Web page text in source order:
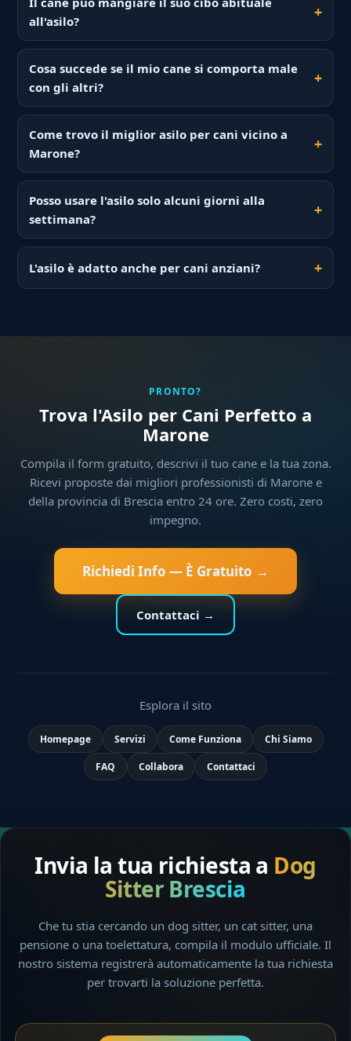
all'asilo?
Cosa succede se il mio cane si comporta male
con gli altri?
Come trovo il miglior asilo per cani vicino a
Marone?
Posso usare l'asilo solo alcuni giorni alla
settimana?
L'asilo è adatto anche per cani anziani?
PRONTO?
Trova l'Asilo per Cani Perfetto a
Marone
Compila il form gratuito, descrivi il tuo cane e la tua zona.
Ricevi proposte dai migliori professionisti di Marone e
della provincia di Brescia entro 24 ore. Zero costi, zero
impegno.
Richiedi Info — È Gratuito →
Contattaci →
Esplora il sito
Homepage Servizi Come Funziona Chi Siamo
FAQ Collabora Contattaci
Invia la tua richiesta a Dog
Sitter Brescia
Che tu stia cercando un dog sitter, un cat sitter, una
pensione o una toelettatura, compila il modulo ufficiale. Il
nostro sistema registrerà automaticamente la tua richiesta
per trovarti la soluzione perfetta.